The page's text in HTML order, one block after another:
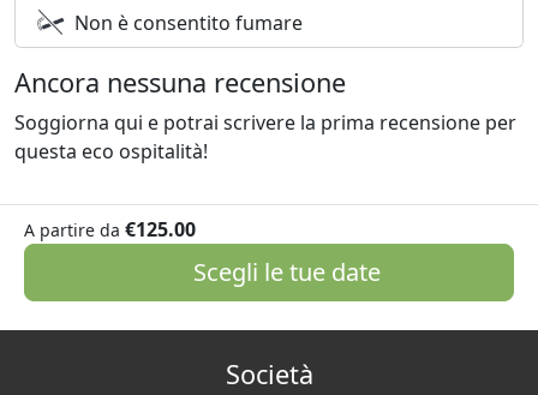
Non è consentito fumare
Ancora nessuna recensione
Soggiorna qui e potrai scrivere la prima recensione per
questa eco ospitalità!
A partire da €125.00
Scegli le tue date
Società